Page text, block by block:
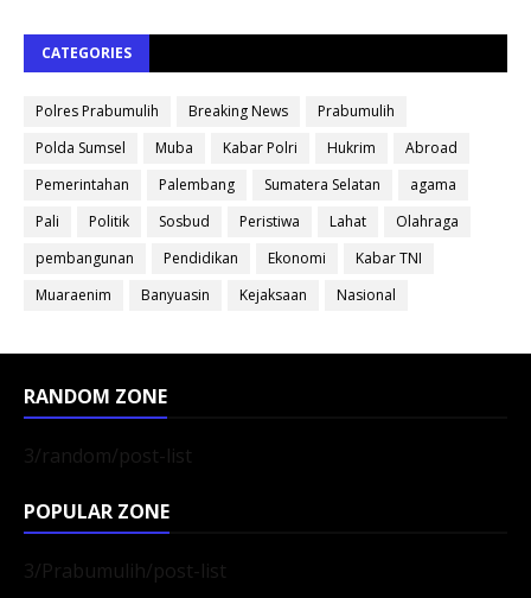
CATEGORIES
Polres Prabumulih Breaking News
Prabumulih
Polda Sumsel
Muba Kabar Polri Hukrim
Abroad
Pemerintahan
Palembang Sumatera Selatan
agama
Pali
Politik Sosbud Peristiwa Lahat
Olahraga
pembangunan
Pendidikan Ekonomi
Kabar TNI
Muaraenim
Banyuasin Kejaksaan Nasional
RANDOM ZONE
3/random/post-list
POPULAR ZONE
3/Prabumulih/post-list